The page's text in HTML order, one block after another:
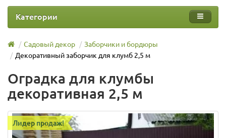
Категории
Садовый декор
Заборчики и бордюры
Декоративный заборчик для клумб 2,5 м
Оградка для клумбы
декоративная 2,5 м
Лидер продаж!